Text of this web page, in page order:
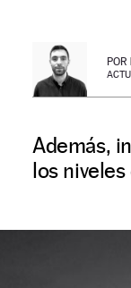
POR
Además,
los